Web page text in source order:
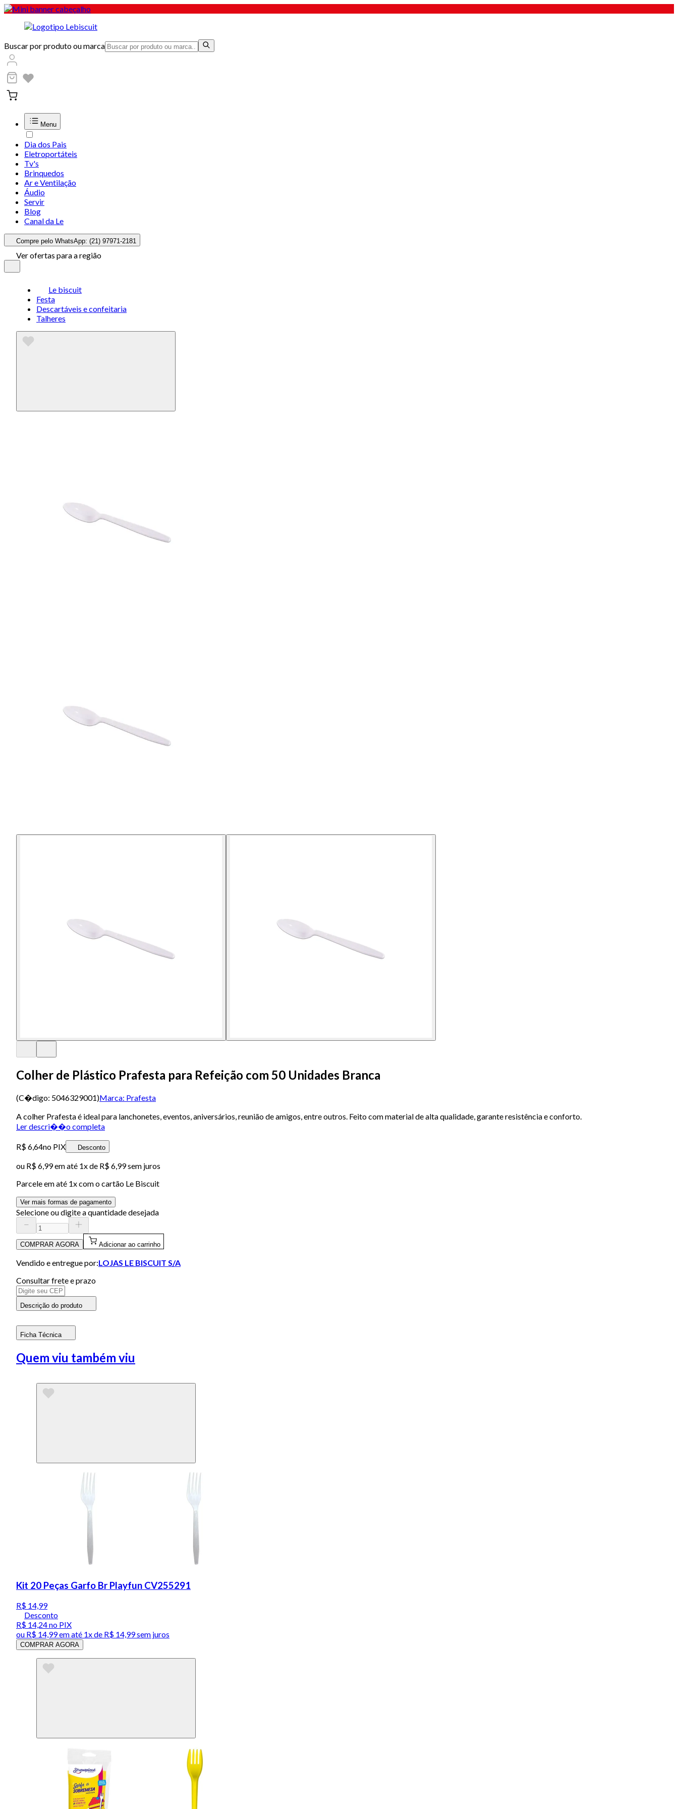
Buscar por produto ou marca
Menu
Dia dos Pais
Eletroportáteis
Tv's
Brinquedos
Ar e Ventilação
Áudio
Servir
Blog
Canal da Le
Compre pelo WhatsApp: (21) 97971-2181
Ver ofertas para a região
Le biscuit
Festa
Descartáveis e confeitaria
Talheres
Colher de Plástico Prafesta para Refeição com 50 Unidades Branca
(C�digo: 5046329001)Marca: Prafesta
A colher Prafesta é ideal para lanchonetes, eventos, aniversários, reunião de amigos, entre outros. Feito com material de alta qualidade, garante resistência e conforto.
Ler descri��o completa
R$ 6,64no PIX Desconto
ou R$ 6,99em até 1x de R$ 6,99sem juros
Parcele em até 1x com o cartão Le Biscuit
Ver mais formas de pagamento
Selecione ou digite a quantidade desejada
COMPRAR AGORA Adicionar ao carrinho
Vendido e entregue por:LOJAS LE BISCUIT S/A
Consultar frete e prazo
Descrição do produto
Ficha Técnica
Quem viu também viu
Kit 20 Peças Garfo Br Playfun CV255291
R$ 14,99
Desconto
R$ 14,24no PIX
ou R$ 14,99em até 1x de R$ 14,99sem juros
COMPRAR AGORA